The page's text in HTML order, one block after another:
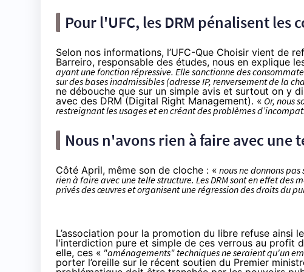
Pour l'UFC, les DRM pénalisent les
Selon nos informations, l’UFC-Que Choisir vient de
Barreiro, responsable des études, nous en explique
ayant une fonction répressive. Elle sanctionne des
sur des bases inadmissibles (adresse IP, renversement de la
ne débouche que sur un simple avis et surtout on y
avec des DRM (Digital Right Management). « Or, nous
restreignant les usages et en créant des problèmes
Nous n'avons rien à faire avec une
Côté April, même son de cloche : « nous ne donnons
rien à faire avec une telle structure. Les DRM sont en effet
privés des œuvres et organisent une régression des droits du
L’association pour la promotion du libre refuse ainsi
l'interdiction pure et simple de ces verrous au profit
elle, ces « "aménagements" techniques ne seraient qu'un
porter l’oreille sur le récent soutien du Premier